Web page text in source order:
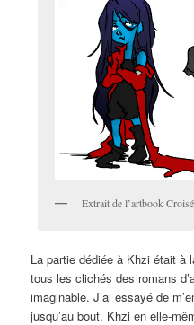
Extrait de l’artbook
La partie dédiée à Khzi était à
tous les clichés des romans
imaginable. J’ai essayé de
jusqu’au bout. Khzi en elle-